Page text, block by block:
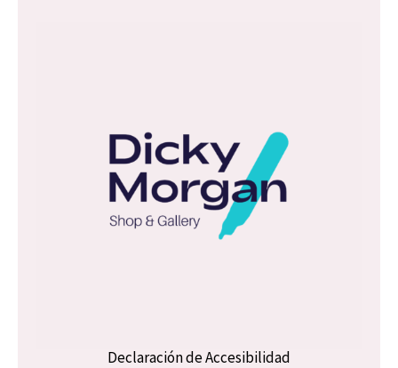
Declaración de Accesibilidad